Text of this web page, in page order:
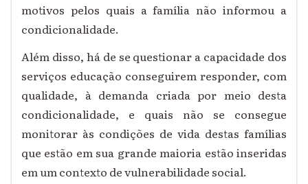
motivos pelos quais a família não informou a
condicionalidade.
Além disso, há de se questionar a capacidade dos
serviços educação conseguirem responder, com
qualidade, à demanda criada por meio desta
condicionalidade, e quais não se consegue
monitorar às condições de vida destas famílias
que estão em sua grande maioria estão inseridas
em um contexto de vulnerabilidade social.